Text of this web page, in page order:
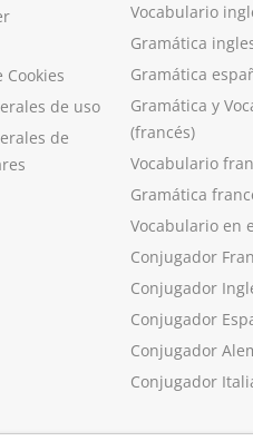
Cookies
de uso
de
Vocabulario
Gramática
Gramática
Gramática y
(francés)
Vocabulario
Gramática
Vocabulario en
Conjugador
Conjugador
Conjugador
Conjugador
Conjugador